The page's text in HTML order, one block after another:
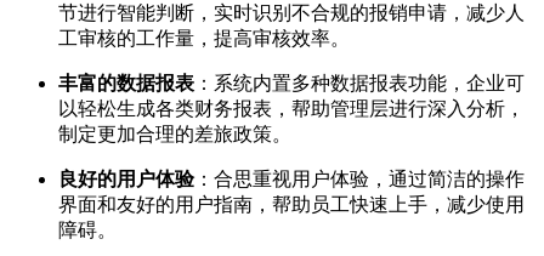
节进行智能判断，实时识别不合规的报销申请，减少人
工审核的工作量，提高审核效率。
丰富的数据报表 ：系统内置多种数据报表功能，企业可
以轻松生成各类财务报表，帮助管理层进行深入分析，
制定更加合理的差旅政策。
良好的用户体验：合思重视用户体验，通过简洁的操作
界面和友好的用户指南，帮助员工快速上手，减少使用
障碍。